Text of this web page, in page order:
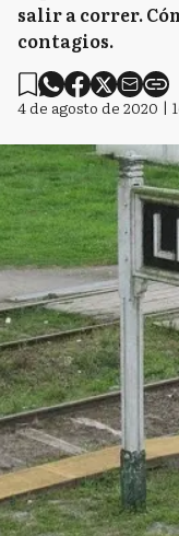
salir a correr.
contagios.
4 de agosto de 2020 |